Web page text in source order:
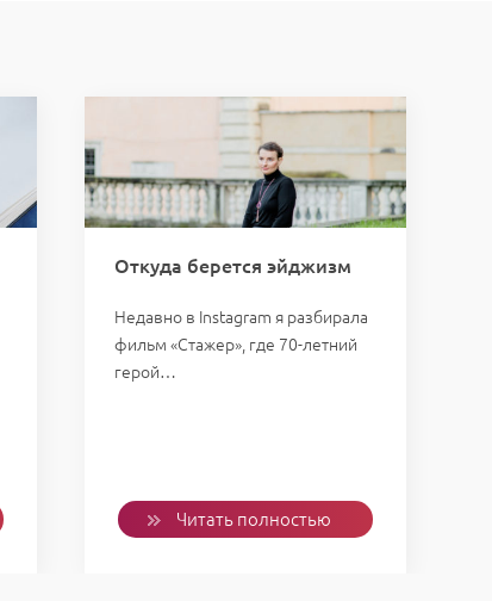
Откуда берется эйджизм
Недавно в Instagram я разбирала
фильм «Стажер», где 70-летний
герой…
Читать полностью